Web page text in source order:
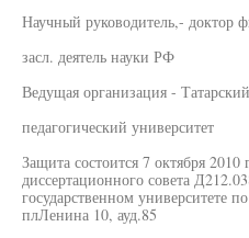
Научный руководитель,- доктор
засл. деятель науки РФ
Ведущая организация -
педагогический университет
Защита состоится 7 октября 2010
диссертационного совета
государственном университете
плЛенина 10, ауд.85